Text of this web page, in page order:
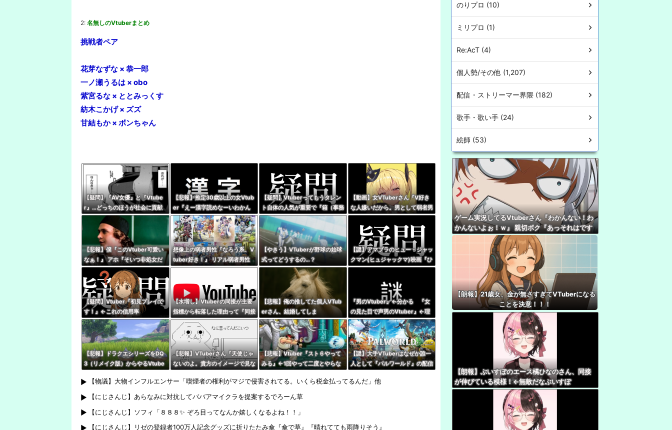
2: 名無しのVtuberまとめ
挑戦者ペア
花芽なずな × 恭一郎
一ノ瀬うるは × obo
紫宮るな × ととみっくす
紡木こかげ × ズズ
甘結もか × ボンちゃん
【疑問】『AV女優』と『Vtube
r』…どっちのほうが社会に貢献
している？
【悲報】推定30歳以上の女Vtub
er『えー漢字読めなーいわかん
なーい』 キッズリスナー
『！？』
【疑問】Vtuberってもうタレン
ト自体の人気が重要で『箱（事務
所）』の優劣で語る時代じゃなく
なってね？
【動画】女VTuberさん『V好き
な人嫌いだから。男として弱者男
性だから、V好きな人は』
【悲報】僕『このVtuber可愛い
なぁ！』 アホ『そいつ非処女だ
ぞ』←これｗｗｗ
想像上の弱者男性『なろう系、V
tuber好き！』 リアル弱者男性
『哲学、古典文学、世界史。(ﾒ
【やきう】VTuberが野球の始球
式ってどうするの…？
【謎】アマプラのヒュー・ジャッ
クマン(ヒュジャックマ)映画『ひ
つじ探偵団』、VTuberの同時視
【疑問】Vtuber『初見プレイで
す！』←これの信用率
【水増し】Vtuberの同接が主要
指標から転落した理由って『同接
に対して高評価数が少ない配信が
あぶり出された』からだよな
【悲報】俺の推してた個人VTub
erさん、結婚してしま
う・・・・
『男のVtuber』←分かる 『女
の見た目で声男のVtuber』←理
解不能
【悲報】ドラクエシリーズをDQ
3（リメイク版）からやるVtube
【悲報】VTuberさん『天使じゃ
ないのよ。貴方のイメージで見な
【悲報】Vtuber『スト６やって
みる』←1回やって二度とやらな
【謎】大手VTuberはなぜか誰一
人として『パルワールド』の配信
位←これ
【物議】大物インフルエンサー「喫煙者の権利がマジで侵害されてる。いくら税金払ってるんだ」他
【にじさんじ】あらなみに対抗してババアマイクラを提案するでろーん草
【にじさんじ】ソフィ「８８８✨ ぞろ目ってなんか嬉しくなるよね！！」
【にじさんじ】リゼの登録者100万人記念グッズに折りたたみ傘『傘で草』『晴れてても雨降りそう』
のりプロ (10)
ミリプロ (1)
Re:AcT (4)
個人勢/その他 (1,207)
配信・ストリーマー界隈 (182)
歌手・歌い手 (24)
絵師 (53)
ゲーム実況してるVtuberさん『わかんない！わ
かんないよぉ！ｗ』 親切ボク『あっそれはです
ね！』 Ｖさん『ネタバレやめてね！』
【朗報】21歳女、金が無さすぎてVTuberになる
ことを決意！！！
【朗報】ぶいすぽのエース橘ひなのさん、同接
が伸びている模様！←無敵だなぶいすぽ